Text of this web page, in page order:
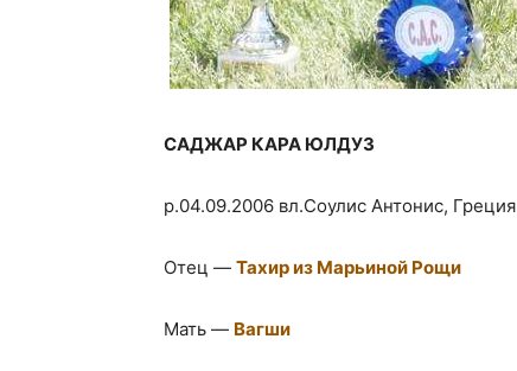
САДЖАР КАРА ЮЛДУЗ
р.04.09.2006 вл.Соулис Антонис, Греция
Отец — Тахир из Марьиной Рощи
Мать — Вагши